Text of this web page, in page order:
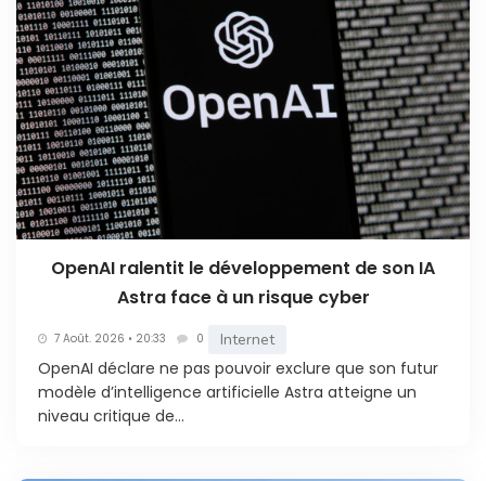
OpenAI ralentit le développement de son IA
Astra face à un risque cyber
7 Août. 2026 • 20:33 0 Internet
OpenAI déclare ne pas pouvoir exclure que son futur
modèle d’intelligence artificielle Astra atteigne un
niveau critique de...